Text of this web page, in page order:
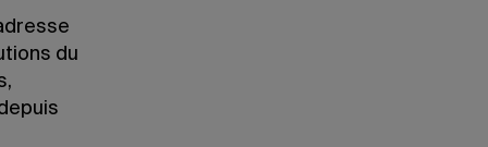
du